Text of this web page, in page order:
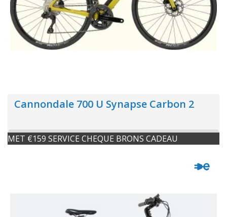
Cannondale 700 U Synapse Carbon 2
MET €159 SERVICE CHEQUE BRONS CADEAU